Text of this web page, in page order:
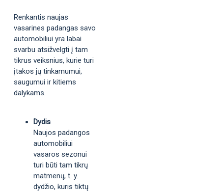
Renkantis naujas
vasarines padangas savo
automobiliui yra labai
svarbu atsižvelgti į tam
tikrus veiksnius, kurie turi
įtakos jų tinkamumui,
saugumui ir kitiems
dalykams.
Dydis
Naujos padangos
automobiliui
vasaros sezonui
turi būti tam tikrų
matmenų, t. y.
dydžio, kuris tiktų